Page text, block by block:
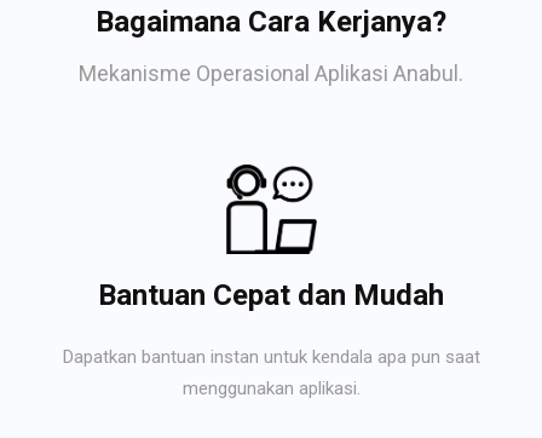
Bagaimana Cara Kerjanya?
Mekanisme Operasional Aplikasi Anabul.
Bantuan Cepat dan Mudah
Dapatkan bantuan instan untuk kendala apa pun saat
menggunakan aplikasi.